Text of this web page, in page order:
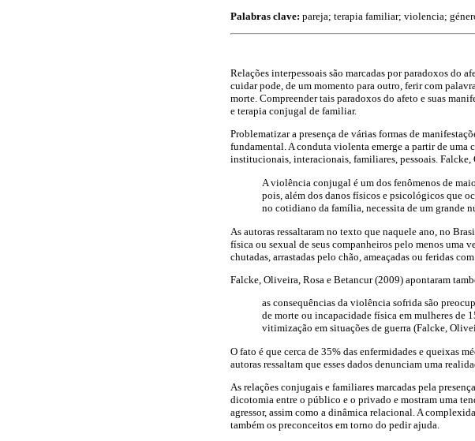
Palabras clave: pareja; terapia familiar; violencia;
Relações interpessoais são marcadas por paradoxos do
cuidar pode, de um momento para outro, ferir com
morte. Compreender tais paradoxos do afeto e suas
e terapia conjugal de familiar.
Problematizar a presença de várias formas de
fundamental. A conduta violenta emerge a partir de
institucionais, interacionais, familiares, pessoais.
A violência conjugal é um dos fenômenos de
pois, além dos danos físicos e psicológicos que
no cotidiano da família, necessita de um grande
As autoras ressaltaram no texto que naquele ano, no
física ou sexual de seus companheiros pelo menos uma
chutadas, arrastadas pelo chão, ameaçadas ou feridas
Falcke, Oliveira, Rosa e Betancur (2009) apontaram
as consequências da violência sofrida são
de morte ou incapacidade física em mulheres de
vitimização em situações de guerra (Falcke,
O fato é que cerca de 35% das enfermidades e queixas
autoras ressaltam que esses dados denunciam uma
As relações conjugais e familiares marcadas pela
dicotomia entre o público e o privado e mostram uma
agressor, assim como a dinâmica relacional. A
também os preconceitos em torno do pedir ajuda.